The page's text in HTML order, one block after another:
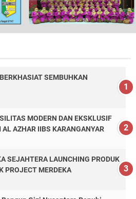
SEMBUHKAN
MODERN DAN EKSKLUSIF
AL AZHAR IIBS KARANGANYAR
SEJAHTERA LAUNCHING PRODUK
PROJECT MERDEKA